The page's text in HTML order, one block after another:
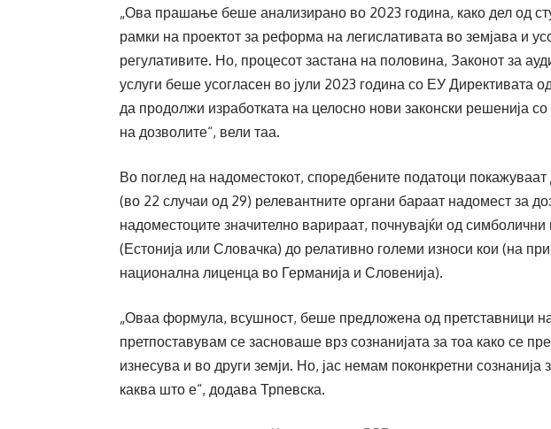
„Ова прашање беше анализирано во 2023 година, како дел од
рамки на проектот за реформа на легислативата во земјава и
регулативите. Но, процесот застана на половина, Законот за
услуги беше усогласен во јули 2023 година со ЕУ Директивата
да продолжи изработката на целосно нови законски решенија
на дозволите“, вели таа.
Во поглед на надоместокот, споредбените податоци
(во 22 случаи од 29) релевантните органи бараат надомест за
надоместоците значително варираат, почнувајќи од
(Естонија или Словачка) до релативно големи износи кои (на
национална лиценца во Германија и Словенија).
„Оваа формула, всушност, беше предложена од претставници
претпоставувам се засноваше врз сознанијата за тоа како се
изнесува и во други земји. Но, јас немам поконкретни
каква што е“, додава Трпевска.